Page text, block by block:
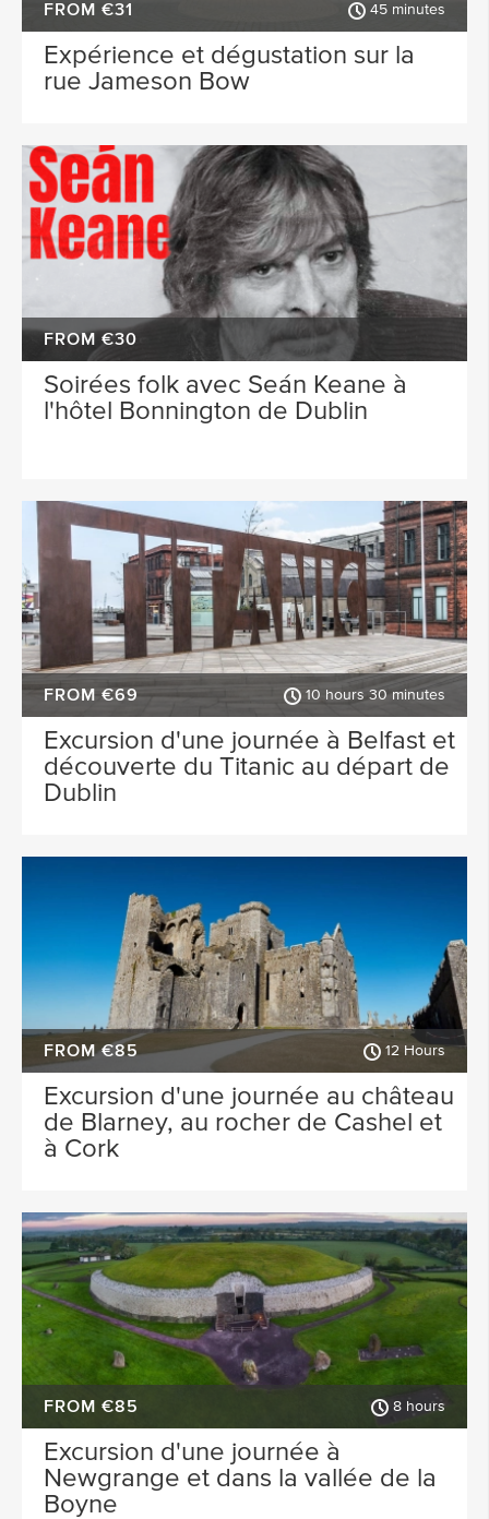
FROM €31 45 minutes
Expérience et dégustation sur la
rue Jameson Bow
FROM €30
Soirées folk avec Seán Keane à
l'hôtel Bonnington de Dublin
FROM €69 10 hours 30 minutes
Excursion d'une journée à Belfast et
découverte du Titanic au départ de
Dublin
FROM €85 12 Hours
Excursion d'une journée au château
de Blarney, au rocher de Cashel et
à Cork
FROM €85 8 hours
Excursion d'une journée à
Newgrange et dans la vallée de la
Boyne